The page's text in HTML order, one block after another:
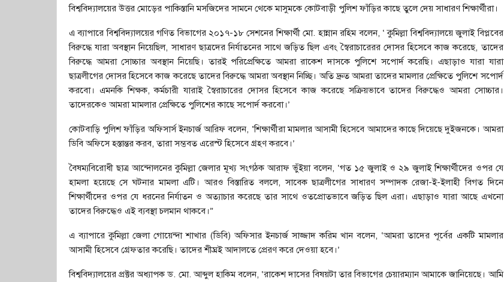
বিশ্ববিদ্যালয়ের উত্তর মোড়ের পাকিস্তানি মসজিদের সামনে থেকে মাসুমকে কোটবাড়ী পুলিশ ফাঁড়ির কাছে তুলে দেয় সাধারণ শিক্ষার্থীরা।
এ ব্যাপারে বিশ্ববিদ্যালয়ের গণিত বিভাগের ২০১৭-১৮ সেশনের শিক্ষার্থী মো. হান্নান রহিম বলেন, ‘ কুমিল্লা বিশ্ববিদ্যালয়ে জুলাই বিপ্লবের
বিরুদ্ধে যারা অবস্থান নিয়েছিল, সাধারণ ছাত্রদের নির্যাতনের সাথে জড়িত ছিল এবং স্বৈরাচারেরর দোসর হিসেবে কাজ করেছে, তাদের
বিরুদ্ধে আমরা সোচ্চার অবস্থান নিয়েছি। তারই পরিপ্রেক্ষিতে আমরা রাকেশ দাসকে পুলিশে সপোর্দ করেছি। এছাড়াও যারা যারা
ছাত্রলীগের দোসর হিসেবে কাজ করেছে তাদের বিরুদ্ধে আমরা অবস্থান নিচ্ছি। অতি দ্রুত আমরা তাদের মামলার প্রেক্ষিতে পুলিশে সপোর্দ
করবো। এমনকি শিক্ষক, কর্মচারী যারাই স্বৈরাচারের দোসর হিসেবে কাজ করেছে সক্রিয়ভাবে তাদের বিরুদ্ধেও আমরা সোচ্চার।
তাদেরকেও আমরা মামলার প্রেক্ষিতে পুলিশের কাছে সপোর্দ করবো।’
কোটবাড়ি পুলিশ ফাঁড়ির অফিসার্স ইনচার্জ আরিফ বলেন, ‘শিক্ষার্থীরা মামলার আসামী হিসেবে আমাদের কাছে দিয়েছে দুইজনকে। আমরা
ডিবি অফিসে হস্তান্তর করব, তারা সম্ভবত এরেস্ট হিসেবে গ্রহণ করবে।’
বৈষম্যবিরোধী ছাত্র আন্দোলনের কুমিল্লা জেলার মূখ্য সংগঠক আরাফ ভুঁইয়া বলেন, ‘গত ১৫ জুলাই ও ২৯ জুলাই শিক্ষার্থীদের ওপর যে
হামলা হয়েছে সে ঘটনার মামলা এটি। আরও বিস্তারিত বললে, সাবেক ছাত্রলীগের সাধারণ সম্পাদক রেজা-ই-ইলাহী বিগত দিনে
শিক্ষার্থীদের ওপর যে ধরনের নির্যাতন ও অত্যাচার করেছে তার সাথে ওতপ্রোতভাবে জড়িত ছিল এরা। এছাড়াও যারা আছে এখনো
তাদের বিরুদ্ধেও এই ব্যবস্থা চলমান থাকবে।”
এ ব্যাপারে কুমিল্লা জেলা গোয়েন্দা শাখার (ডিবি) অফিসার ইনচার্জ সাজ্জাদ করিম খান বলেন, ‘আমরা তাদের পূর্বের একটি মামলার
আসামী হিসেবে গ্রেফতার করেছি। তাদের শীঘ্রই আদালতে প্রেরণ করে দেওয়া হবে।’
বিশ্ববিদ্যালয়ের প্রক্টর অধ্যাপক ড. মো. আব্দুল হাকিম বলেন, ‘রাকেশ দাসের বিষয়টা তার বিভাগের চেয়ারম্যান আমাকে জানিয়েছে। আমি